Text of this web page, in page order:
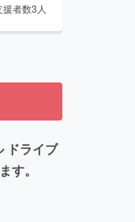
援者数3 人
ドライブ
す。